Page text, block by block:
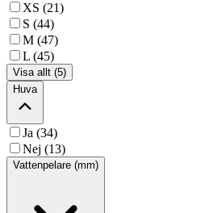
XS (21)
S (44)
M (47)
L (45)
Visa allt (5)
Huva
Ja (34)
Nej (13)
Vattenpelare (mm)